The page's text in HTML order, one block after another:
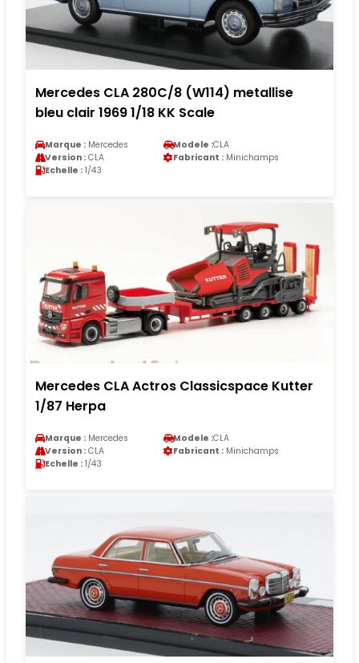
Mercedes CLA 280C/8 (W114) metallise
bleu clair 1969 1/18 KK Scale
Marque : Mercedes Modele :CLA
Version : CLA Fabricant : Minichamps
Echelle : 1/43
Mercedes CLA Actros Classicspace Kutter
1/87 Herpa
Marque : Mercedes Modele :CLA
Version : CLA Fabricant : Minichamps
Echelle : 1/43